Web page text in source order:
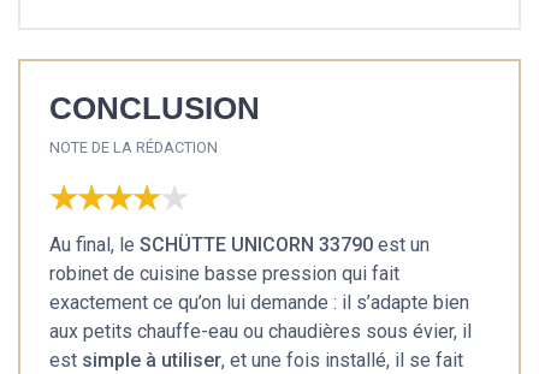
CONCLUSION
NOTE DE LA RÉDACTION
★★★★★
★★★★★
Au final, le SCHÜTTE UNICORN 33790 est un
robinet de cuisine basse pression qui fait
exactement ce qu’on lui demande : il s’adapte bien
aux petits chauffe-eau ou chaudières sous évier, il
est simple à utiliser, et une fois installé, il se fait